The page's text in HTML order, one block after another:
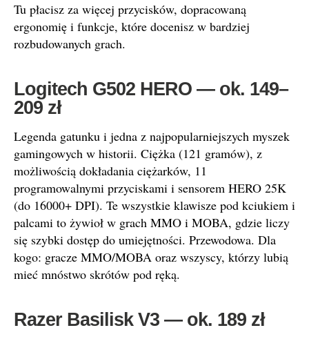
Tu płacisz za więcej przycisków, dopracowaną
ergonomię i funkcje, które docenisz w bardziej
rozbudowanych grach.
Logitech G502 HERO — ok. 149–
209 zł
Legenda gatunku i jedna z najpopularniejszych myszek
gamingowych w historii. Ciężka (121 gramów), z
możliwością dokładania ciężarków, 11
programowalnymi przyciskami i sensorem HERO 25K
(do 16000+ DPI). Te wszystkie klawisze pod kciukiem i
palcami to żywioł w grach MMO i MOBA, gdzie liczy
się szybki dostęp do umiejętności. Przewodowa. Dla
kogo: gracze MMO/MOBA oraz wszyscy, którzy lubią
mieć mnóstwo skrótów pod ręką.
Razer Basilisk V3 — ok. 189 zł